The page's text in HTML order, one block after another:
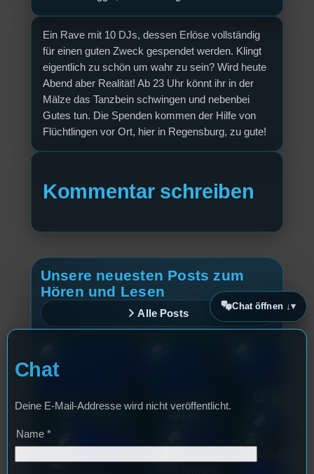
Ein Rave mit 10 DJs, dessen Erlöse vollständig
für einen guten Zweck gespendet werden. Klingt
eigentlich zu schön um wahr zu sein? Wird heute
Abend aber Realität! Ab 23 Uhr könnt ihr in der
Mälze das Tanzbein schwingen und nebenbei
Gutes tun. Die Spenden kommen der Hilfe von
Flüchtlingen vor Ort, hier in Regensburg, zu gute!
Kommentar schreiben
Unsere neuesten Posts zum
Hören und Lesen
Alle Posts
3. August 2026
Veranstaltungen
18. Juli
Chat öffnen ↓
Chat
Deine E-Mail-Addresse wird nicht veröffentlicht.
Name *